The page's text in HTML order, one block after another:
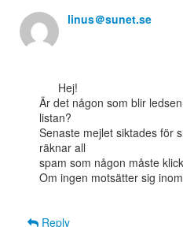
linus＠sunet.se
Är det någon som blir
listan?
Senaste mejlet siktades för
räknar all
spam som någon måste
Om ingen motsätter sig
Reply